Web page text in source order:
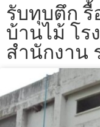
รับทุบตึก รื้
บ้านไม้ โร
สำนักงาน